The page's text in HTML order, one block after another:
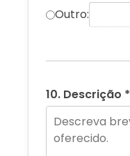
Outro:
10. Descrição *